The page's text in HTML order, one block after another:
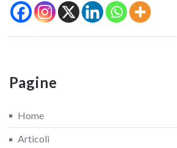
Pagine
Home
Articoli